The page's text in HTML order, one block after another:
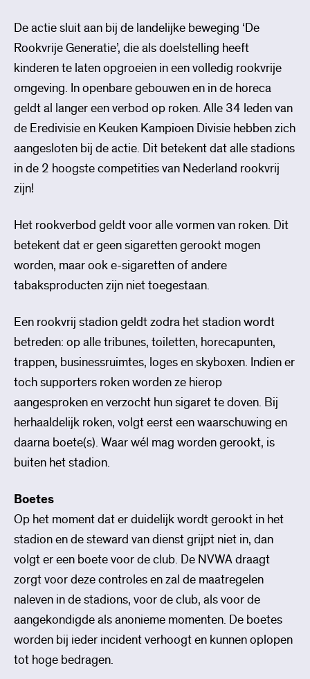
De actie sluit aan bij de landelijke beweging ‘De
Rookvrije Generatie’, die als doelstelling heeft
kinderen te laten opgroeien in een volledig rookvrije
omgeving. In openbare gebouwen en in de horeca
geldt al langer een verbod op roken. Alle 34 leden van
de Eredivisie en Keuken Kampioen Divisie hebben zich
aangesloten bij de actie. Dit betekent dat alle stadions
in de 2 hoogste competities van Nederland rookvrij
zijn!
Het rookverbod geldt voor alle vormen van roken. Dit
betekent dat er geen sigaretten gerookt mogen
worden, maar ook e-sigaretten of andere
tabaksproducten zijn niet toegestaan.
Een rookvrij stadion geldt zodra het stadion wordt
betreden: op alle tribunes, toiletten, horecapunten,
trappen, businessruimtes, loges en skyboxen. Indien er
toch supporters roken worden ze hierop
aangesproken en verzocht hun sigaret te doven. Bij
herhaaldelijk roken, volgt eerst een waarschuwing en
daarna boete(s). Waar wél mag worden gerookt, is
buiten het stadion.
Boetes
Op het moment dat er duidelijk wordt gerookt in het
stadion en de steward van dienst grijpt niet in, dan
volgt er een boete voor de club. De NVWA draagt
zorgt voor deze controles en zal de maatregelen
naleven in de stadions, voor de club, als voor de
aangekondigde als anonieme momenten. De boetes
worden bij ieder incident verhoogt en kunnen oplopen
tot hoge bedragen.